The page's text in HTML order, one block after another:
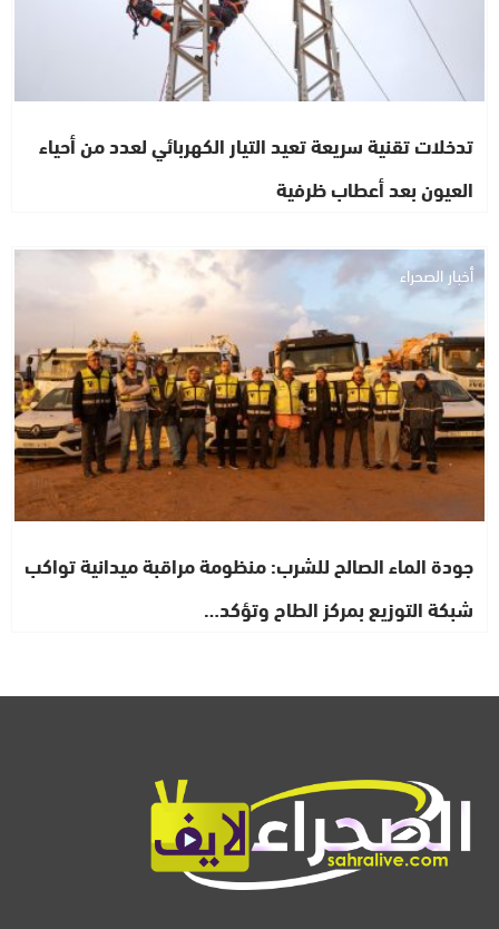
تدخلات تقنية سريعة تعيد التيار الكهربائي لعدد من أحياء
العيون بعد أعطاب ظرفية
أخبار الصحراء
جودة الماء الصالح للشرب: منظومة مراقبة ميدانية تواكب
شبكة التوزيع بمركز الطاح وتؤكد…